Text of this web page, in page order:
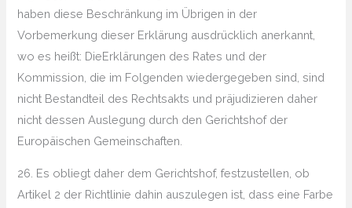
haben diese Beschränkung im Übrigen in der
Vorbemerkung dieser Erklärung ausdrücklich anerkannt,
wo es heißt: DieErklärungen des Rates und der
Kommission, die im Folgenden wiedergegeben sind, sind
nicht Bestandteil des Rechtsakts und präjudizieren daher
nicht dessen Auslegung durch den Gerichtshof der
Europäischen Gemeinschaften.
26. Es obliegt daher dem Gerichtshof, festzustellen, ob
Artikel 2 der Richtlinie dahin auszulegen ist, dass eine Farbe